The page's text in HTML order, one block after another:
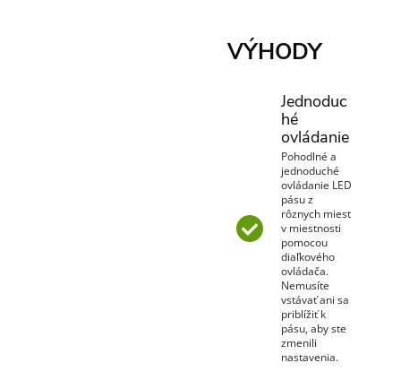
VÝHODY
Jednoduc
hé
ovládanie
Pohodlné a
jednoduché
ovládanie LED
pásu z
rôznych miest
v miestnosti
pomocou
diaľkového
ovládača.
Nemusíte
vstávať ani sa
priblížiť k
pásu, aby ste
zmenili
nastavenia.